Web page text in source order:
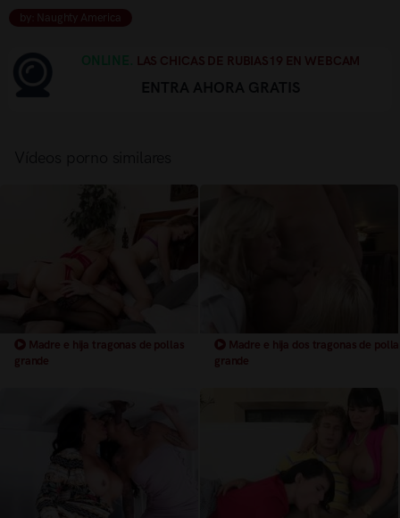
by: Naughty America
ONLINE. LAS CHICAS DE RUBIAS19 EN WEBCAM
Madre e hija tragonas de pollas
grande
Madre e hija dos tragonas de polla
grande